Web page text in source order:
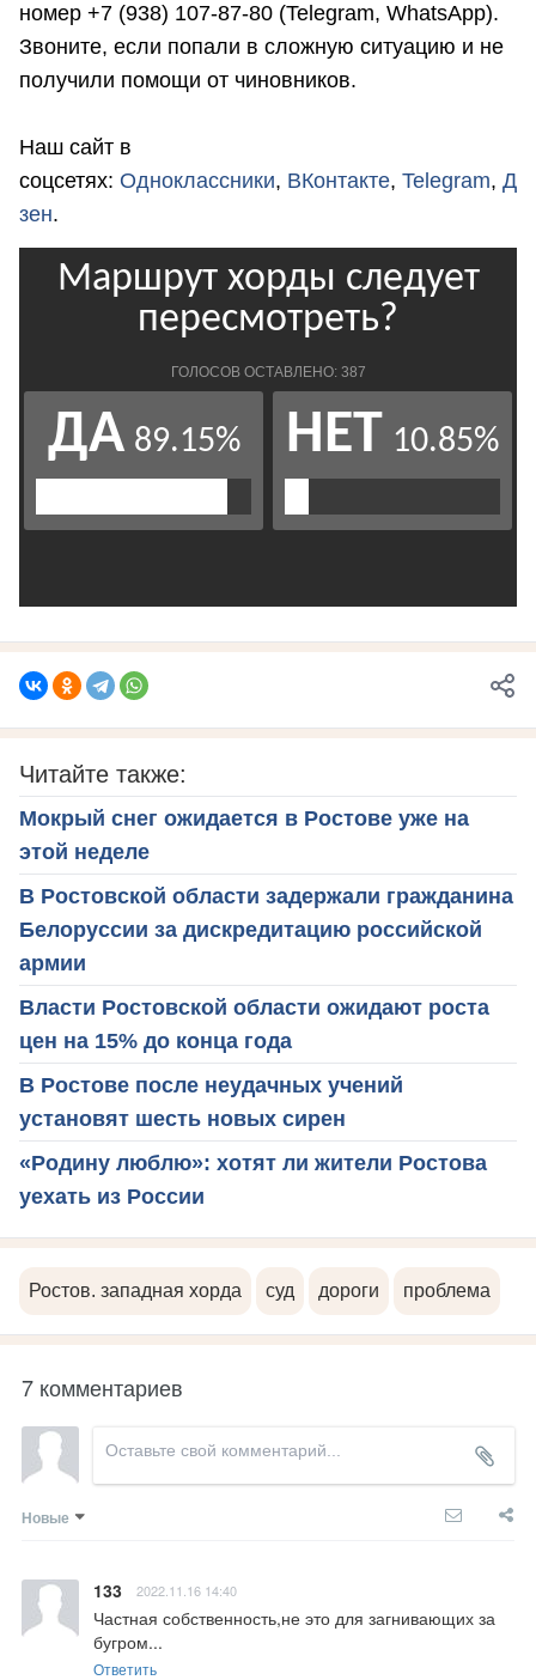
номер +7 (938) 107-87-80 (Telegram, WhatsApp).
Звоните, если попали в сложную ситуацию и не
получили помощи от чиновников.
Наш сайт в
соцсетях: Одноклассники, ВКонтакте, Telegram, Д
зен.
Читайте также:
Мокрый снег ожидается в Ростове уже на
этой неделе
В Ростовской области задержали гражданина
Белоруссии за дискредитацию российской
армии
Власти Ростовской области ожидают роста
цен на 15% до конца года
В Ростове после неудачных учений
установят шесть новых сирен
«Родину люблю»: хотят ли жители Ростова
уехать из России
Ростов. западная хорда суд дороги проблема
7 комментариев
Новые
133 2022.11.16 14:40
Частная собственность,не это для загнивающих за
бугром...
Ответить